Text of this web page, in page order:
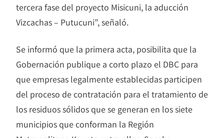
tercera fase del proyecto Misicuni, la aducción
Vizcachas – Putucuni”, señaló.
Se informó que la primera acta, posibilita que la
Gobernación publique a corto plazo el DBC para
que empresas legalmente establecidas participen
del proceso de contratación para el tratamiento de
los residuos sólidos que se generan en los siete
municipios que conforman la Región